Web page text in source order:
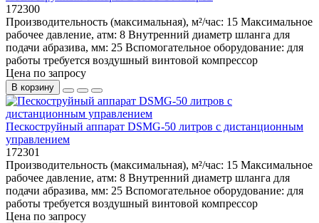
172300
Производительность (максимальная), м²/час: 15 Максимальное
рабочее давление, атм: 8 Внутренний диаметр шланга для
подачи абразива, мм: 25 Вспомогательное оборудование: для
работы требуется воздушный винтовой компрессор
Цена по запросу
В корзину
Пескоструйный аппарат DSMG-50 литров с дистанционным
управлением
172301
Производительность (максимальная), м²/час: 15 Максимальное
рабочее давление, атм: 8 Внутренний диаметр шланга для
подачи абразива, мм: 25 Вспомогательное оборудование: для
работы требуется воздушный винтовой компрессор
Цена по запросу